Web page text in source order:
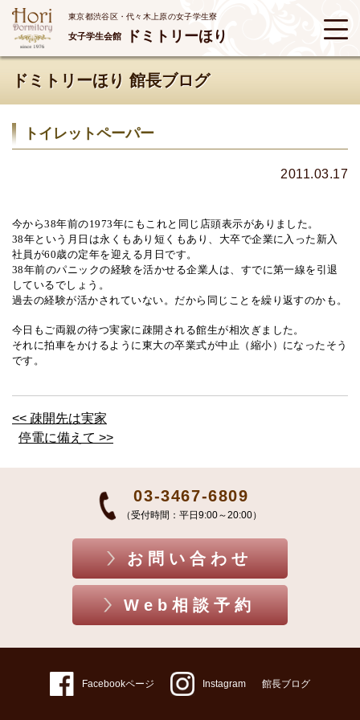
東京都渋谷区・代々木上原の女子学生寮
女子学生会館 ドミトリーほり
ドミトリーほり 館長ブログ
トイレットペーパー
2011.03.17
今から38年前の1973年にもこれと同じ店頭表示がありました。
38年という月日は永くもあり短くもあり、大卒で企業に入った新入
社員が60歳の定年を迎える月日です。
38年前のパニックの経験を活かせる企業人は、すでに第一線を引退
しているでしょう。
過去の経験が活かされていない。だから同じことを繰り返すのかも。
今日もご両親の待つ実家に疎開される館生が相次ぎました。
それに拍車をかけるように東大の卒業式が中止（縮小）になったそう
です。
<< 疎開先は実家
停電に備えて >>
03-3467-6809
（受付時間：平日9:00～20:00）
お問い合わせ
Web相談予約
Facebookページ Instagram 館長ブログ